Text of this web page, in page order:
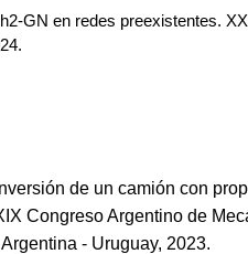
GN en redes preexistentes.
de un camión con
Congreso Argentino de
- Uruguay, 2023.